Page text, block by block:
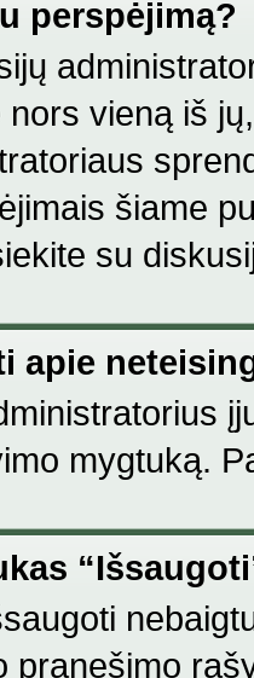
perspėjimą?
vieną iš
šiame
su
apie
mygtuką.
pranešimo